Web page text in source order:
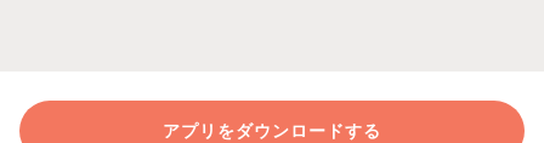
アプリをダウンロードする